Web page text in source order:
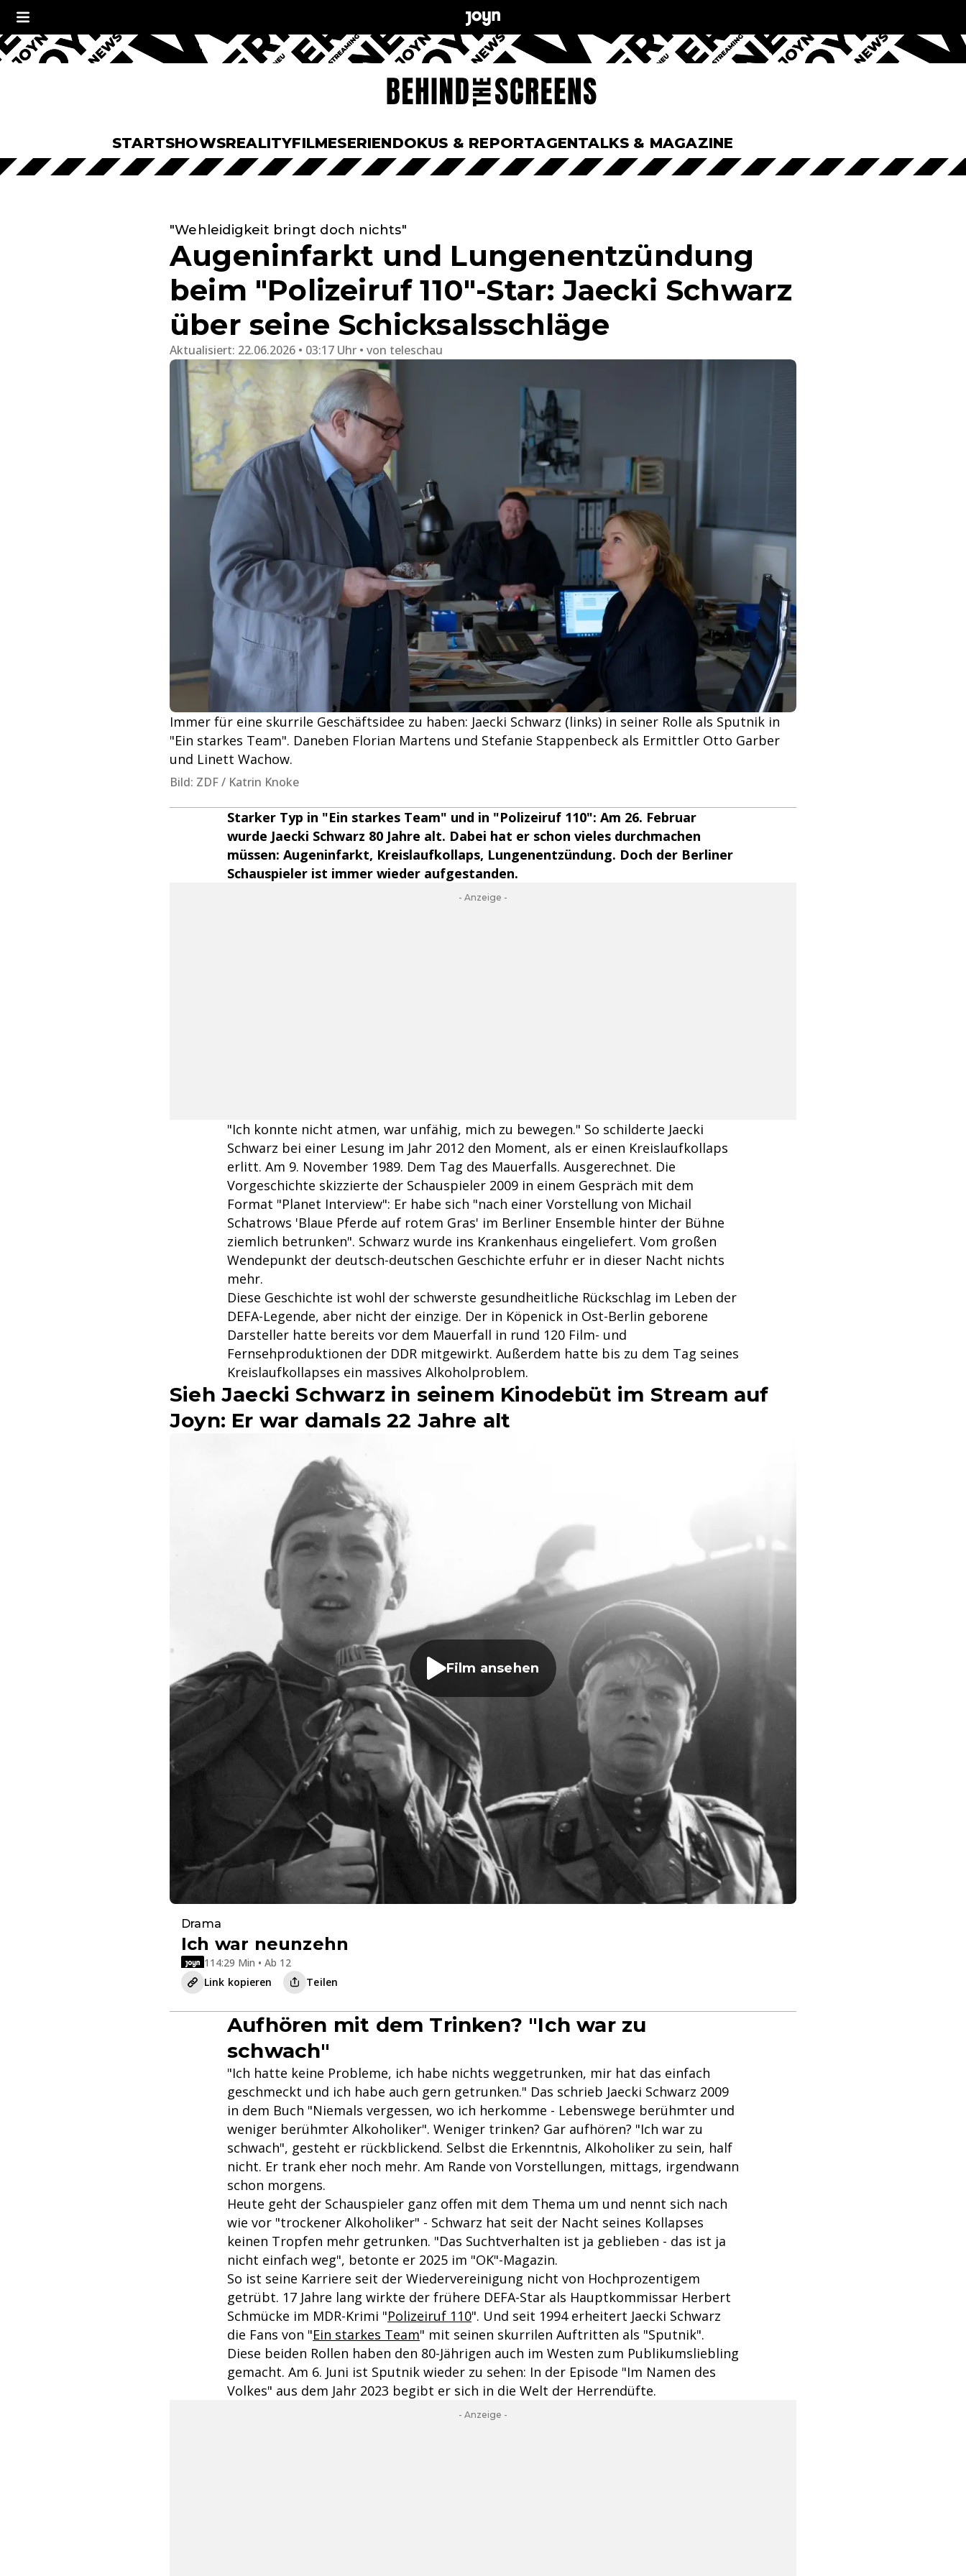
STARTSHOWSREALITYFILMESERIENDOKUS & REPORTAGENTALKS & MAGAZINE
"Wehleidigkeit bringt doch nichts"
Augeninfarkt und Lungenentzündung
beim "Polizeiruf 110"-Star: Jaecki Schwarz
über seine Schicksalsschläge
Aktualisiert: 22.06.2026 • 03:17 Uhr von teleschau
Immer für eine skurrile Geschäftsidee zu haben: Jaecki Schwarz (links) in seiner Rolle als Sputnik in
"Ein starkes Team". Daneben Florian Martens und Stefanie Stappenbeck als Ermittler Otto Garber
und Linett Wachow.
Bild: ZDF / Katrin Knoke
Starker Typ in "Ein starkes Team" und in "Polizeiruf 110": Am 26. Februar
wurde Jaecki Schwarz 80 Jahre alt. Dabei hat er schon vieles durchmachen
müssen: Augeninfarkt, Kreislaufkollaps, Lungenentzündung. Doch der Berliner
Schauspieler ist immer wieder aufgestanden.
- Anzeige -
"Ich konnte nicht atmen, war unfähig, mich zu bewegen." So schilderte Jaecki
Schwarz bei einer Lesung im Jahr 2012 den Moment, als er einen Kreislaufkollaps
erlitt. Am 9. November 1989. Dem Tag des Mauerfalls. Ausgerechnet. Die
Vorgeschichte skizzierte der Schauspieler 2009 in einem Gespräch mit dem
Format "Planet Interview": Er habe sich "nach einer Vorstellung von Michail
Schatrows 'Blaue Pferde auf rotem Gras' im Berliner Ensemble hinter der Bühne
ziemlich betrunken". Schwarz wurde ins Krankenhaus eingeliefert. Vom großen
Wendepunkt der deutsch-deutschen Geschichte erfuhr er in dieser Nacht nichts
mehr.
Diese Geschichte ist wohl der schwerste gesundheitliche Rückschlag im Leben der
DEFA-Legende, aber nicht der einzige. Der in Köpenick in Ost-Berlin geborene
Darsteller hatte bereits vor dem Mauerfall in rund 120 Film- und
Fernsehproduktionen der DDR mitgewirkt. Außerdem hatte bis zu dem Tag seines
Kreislaufkollapses ein massives Alkoholproblem.
Sieh Jaecki Schwarz in seinem Kinodebüt im Stream auf
Joyn: Er war damals 22 Jahre alt
Film ansehen
Drama
Ich war neunzehn
114:29 Min • Ab 12
Link kopieren
Teilen
Aufhören mit dem Trinken? "Ich war zu
schwach"
"Ich hatte keine Probleme, ich habe nichts weggetrunken, mir hat das einfach
geschmeckt und ich habe auch gern getrunken." Das schrieb Jaecki Schwarz 2009
in dem Buch "Niemals vergessen, wo ich herkomme - Lebenswege berühmter und
weniger berühmter Alkoholiker". Weniger trinken? Gar aufhören? "Ich war zu
schwach", gesteht er rückblickend. Selbst die Erkenntnis, Alkoholiker zu sein, half
nicht. Er trank eher noch mehr. Am Rande von Vorstellungen, mittags, irgendwann
schon morgens.
Heute geht der Schauspieler ganz offen mit dem Thema um und nennt sich nach
wie vor "trockener Alkoholiker" - Schwarz hat seit der Nacht seines Kollapses
keinen Tropfen mehr getrunken. "Das Suchtverhalten ist ja geblieben - das ist ja
nicht einfach weg", betonte er 2025 im "OK"-Magazin.
So ist seine Karriere seit der Wiedervereinigung nicht von Hochprozentigem
getrübt. 17 Jahre lang wirkte der frühere DEFA-Star als Hauptkommissar Herbert
Schmücke im MDR-Krimi "Polizeiruf 110". Und seit 1994 erheitert Jaecki Schwarz
die Fans von "Ein starkes Team" mit seinen skurrilen Auftritten als "Sputnik".
Diese beiden Rollen haben den 80-Jährigen auch im Westen zum Publikumsliebling
gemacht. Am 6. Juni ist Sputnik wieder zu sehen: In der Episode "Im Namen des
Volkes" aus dem Jahr 2023 begibt er sich in die Welt der Herrendüfte.
- Anzeige -